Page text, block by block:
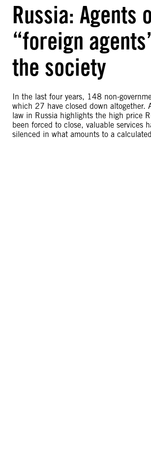
Russia: Agents
“foreign
the society
In the last four years, 148 non-
which 27 have closed down altogether.
law in Russia highlights the high price
been forced to close, valuable services
silenced in what amounts to a